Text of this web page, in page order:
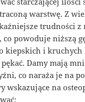
warstwę. Z
trudności z
co powoduje niższą
kiepskich i kruchych
Damy mają
co naraża je na
wskazujące na